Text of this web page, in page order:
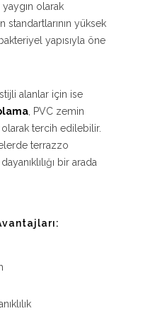
olarak
standartlarının yüksek
yapısıyla öne
alanlar için ise
, PVC zemin
tercih edilebilir.
terrazzo
bir arada